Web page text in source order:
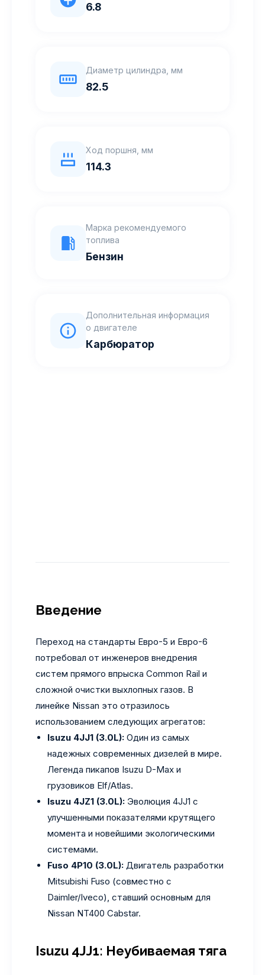
6.8
Диаметр цилиндра, мм
82.5
Ход поршня, мм
114.3
Марка рекомендуемого
топлива
Бензин
Дополнительная информация
о двигателе
Карбюратор
Введение
Переход на стандарты Евро-5 и Евро-6
потребовал от инженеров внедрения
систем прямого впрыска Common Rail и
сложной очистки выхлопных газов. В
линейке Nissan это отразилось
использованием следующих агрегатов:
Isuzu 4JJ1 (3.0L): Один из самых
надежных современных дизелей в мире.
Легенда пикапов Isuzu D-Max и
грузовиков Elf/Atlas.
Isuzu 4JZ1 (3.0L): Эволюция 4JJ1 с
улучшенными показателями крутящего
момента и новейшими экологическими
системами.
Fuso 4P10 (3.0L): Двигатель разработки
Mitsubishi Fuso (совместно с
Daimler/Iveco), ставший основным для
Nissan NT400 Cabstar.
Isuzu 4JJ1: Неубиваемая тяга